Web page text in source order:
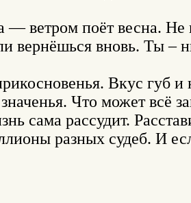
Вкус губ и
Что может всё
сама рассудит.
разных судеб. И